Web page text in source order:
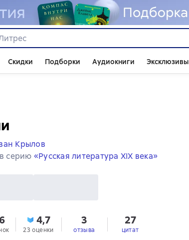
Скидки Подборки Аудиокниги Эксклюзивы
Крылов
серию «Русская литература XIX века»
4,7
23 оценки
3
отзыва
27
цитат